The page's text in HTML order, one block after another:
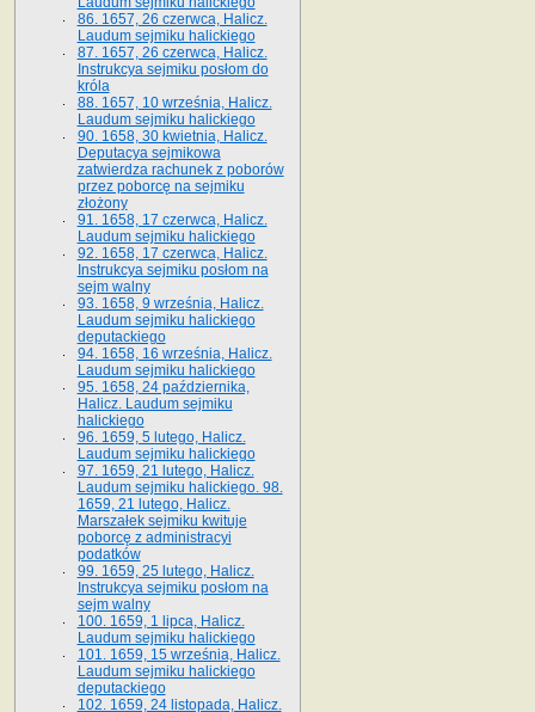
86. 1657, 26 czerwca, Halicz.
Laudum sejmiku halickiego
87. 1657, 26 czerwca, Halicz.
Instrukcya sejmiku posłom do
króla
88. 1657, 10 września, Halicz.
Laudum sejmiku halickiego
90. 1658, 30 kwietnia, Halicz.
Deputacya sejmikowa
zatwierdza rachunek z poborów
przez poborcę na sejmiku
złożony
91. 1658, 17 czerwca, Halicz.
Laudum sejmiku halickiego
92. 1658, 17 czerwca, Halicz.
Instrukcya sejmiku posłom na
sejm walny
93. 1658, 9 września, Halicz.
Laudum sejmiku halickiego
deputackiego
94. 1658, 16 września, Halicz.
Laudum sejmiku halickiego
95. 1658, 24 października,
Halicz. Laudum sejmiku
halickiego
96. 1659, 5 lutego, Halicz.
Laudum sejmiku halickiego
97. 1659, 21 lutego, Halicz.
Laudum sejmiku halickiego. 98.
1659, 21 lutego, Halicz.
Marszałek sejmiku kwituje
poborcę z administracyi
podatków
99. 1659, 25 lutego, Halicz.
Instrukcya sejmiku posłom na
sejm walny
100. 1659, 1 lipca, Halicz.
Laudum sejmiku halickiego
101. 1659, 15 września, Halicz.
Laudum sejmiku halickiego
deputackiego
102. 1659, 24 listopada, Halicz.